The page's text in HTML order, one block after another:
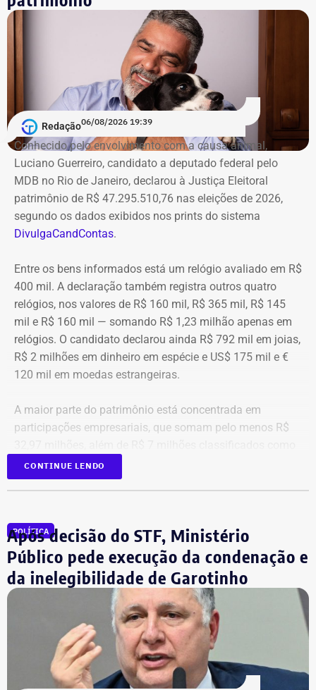
Redação06/08/2026 19:39
Conhecido pelo envolvimento com a causa animal,
Luciano Guerreiro, candidato a deputado federal pelo
MDB no Rio de Janeiro, declarou à Justiça Eleitoral
patrimônio de R$ 47.295.510,76 nas eleições de 2026,
segundo os dados exibidos nos prints do sistema
DivulgaCandContas.
Entre os bens informados está um relógio avaliado em R$
400 mil. A declaração também registra outros quatro
relógios, nos valores de R$ 160 mil, R$ 365 mil, R$ 145
mil e R$ 160 mil — somando R$ 1,23 milhão apenas em
relógios. O candidato declarou ainda R$ 792 mil em joias,
R$ 2 milhões em dinheiro em espécie e US$ 175 mil e €
120 mil em moedas estrangeiras.
A maior parte do patrimônio está concentrada em
participações empresariais, que somam pelo menos R$
“valores de diversos créditos”. Também aparecem na
relação imóveis, incluindo uma cobertura declarada por
sobre marca, modelo ou valor de mercado dos relógios.
CONTINUE LENDO
POLÍTICA
Após decisão do STF, Ministério
Público pede execução da condenação e
da inelegibilidade de Garotinho